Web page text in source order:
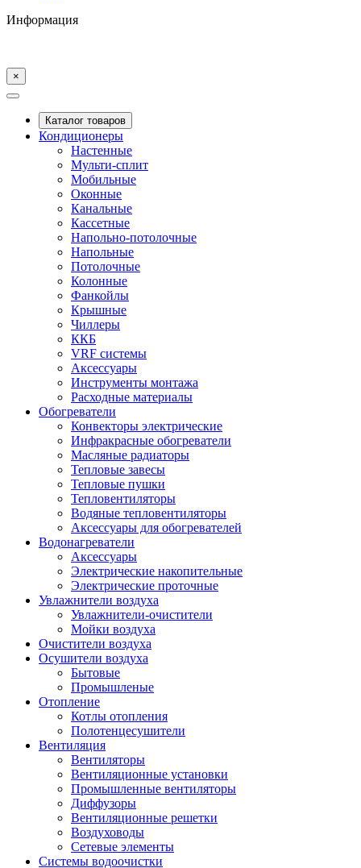
Информация
×
Каталог товаров
Кондиционеры
Настенные
Мульти-сплит
Мобильные
Оконные
Канальные
Кассетные
Напольно-потолочные
Напольные
Потолочные
Колонные
Фанкойлы
Крышные
Чиллеры
ККБ
VRF системы
Аксессуары
Инструменты монтажа
Расходные материалы
Обогреватели
Конвекторы электрические
Инфракрасные обогреватели
Масляные радиаторы
Тепловые завесы
Тепловые пушки
Тепловентиляторы
Водяные тепловентиляторы
Аксессуары для обогревателей
Водонагреватели
Аксессуары
Электрические накопительные
Электрические проточные
Увлажнители воздуха
Увлажнители-очистители
Мойки воздуха
Очистители воздуха
Осушители воздуха
Бытовые
Промышленые
Отопление
Котлы отопления
Полотенцесушители
Вентиляция
Вентиляторы
Вентиляционные установки
Промышленные вентиляторы
Диффузоры
Вентиляционные решетки
Воздуховоды
Сетевые элементы
Системы водоочистки